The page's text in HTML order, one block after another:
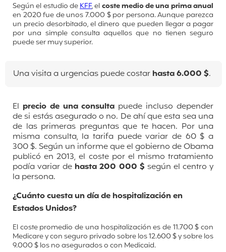
Según el estudio deKFF, elcoste medio de una prima anual
en 2020 fue de unos 7.000 $ por persona. Aunque parezca
un precio desorbitado, el dinero que pueden llegar a pagar
por una simple consulta aquellos que no tienen seguro
puede ser muy superior.
Una visita a urgencias puede costar hasta 6.000 $.
El precio de una consulta puede incluso depender
de si estás asegurado o no. De ahí que esta sea una
de las primeras preguntas que te hacen. Por una
misma consulta, la tarifa puede variar de 60 $ a
300 $. Según un informe que el gobierno de Obama
publicó en 2013, el coste por el mismo tratamiento
podía variar de hasta 200 000 $ según el centro y
la persona.
¿Cuánto cuesta un día de hospitalización en
Estados Unidos?
El coste promedio de una hospitalización es de 11.700 $ con
Medicare y con seguro privado sobre los 12.600 $ y sobre los
9.000 $ los no asegurados o con Medicaid.